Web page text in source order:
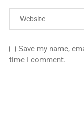
Save my name,
time I comment.